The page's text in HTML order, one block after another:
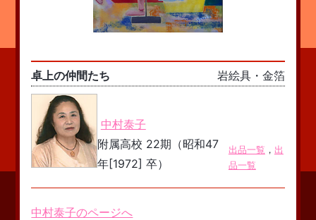
卓上の仲間たち 岩絵具・金箔
中村泰子
附属高校 22期（昭和47
年[1972] 卒）
出品一覧 ， 出
品一覧
中村泰子のページへ